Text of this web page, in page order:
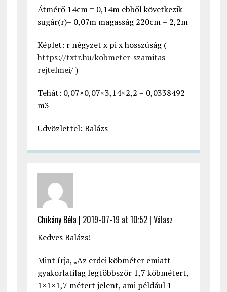
Átmérő 14cm = 0,14m ebből következik
sugár(r)= 0,07m magasság 220cm = 2,2m
Képlet: r négyzet x pi x hosszúság (
https://txtr.hu/kobmeter-szamitas-
rejtelmei/)
Tehát: 0,07×0,07×3,14×2,2 = 0,0338492
m3
Üdvözlettel: Balázs
Chikány Béla | 2019-07-19 at 10:52| Válasz
Kedves Balázs!
Mint írja, „Az erdei köbméter emiatt
gyakorlatilag legtöbbször 1,7 köbmétert,
1×1×1,7 métert jelent, ami például 1